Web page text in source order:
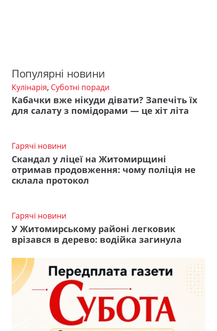
Популярні новини
Кулінарія, Суботні поради
Кабачки вже нікуди дівати? Запечіть їх
для салату з помідорами — це хіт літа
Гарячі новини
Скандал у ліцеї на Житомирщині
отримав продовження: чому поліція не
склала протокол
Гарячі новини
У Житомирському районі легковик
врізався в дерево: водійка загинула